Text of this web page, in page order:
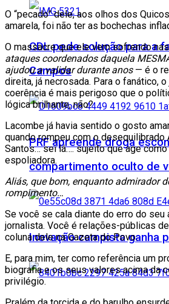
CDL pede solução para a
Campos
PRF apreende droga
compartimento oculto de
Inovação campista ganha
O “pecado” dele, aos olhos dos
amarela, foi não ter as bochechas
O massacre que ele vem sofrendo
ataques coordenados daquela
ajudou a validar durante anos— é o
direita, já necrosada. Para o fanático,
coerência é mais perigoso que o
lógica brilhante, não?
Lacombe já havia sentido o gosto
quando rompeu com o
Santos… sei lá…. sujeito que age
espoliadora.
Aliás, que bom, enquanto admirador
rompimento…
Se você se cala diante do erro do seu
jornalista. Você é relações-públicas
coluna dele na Gazeta do Povo.
E, para mim, ter como referência um
biografia e os seus valores acima da
privilégio.